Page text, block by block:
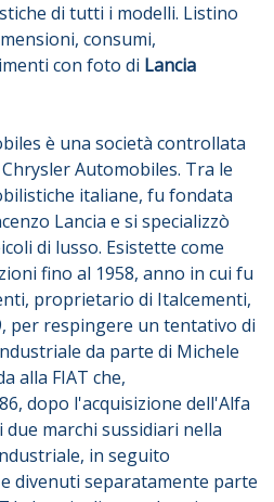
di tutti i modelli. Listino
consumi,
con foto di Lancia
è una società controllata
Automobiles. Tra le
italiane, fu fondata
Lancia e si specializzò
di lusso. Esistette come
fino al 1958, anno in cui fu
proprietario di Italcementi,
per respingere un tentativo di
da parte di Michele
alla FIAT che,
dopo l'acquisizione dell'Alfa
due marchi sussidiari nella
in seguito
divenuti separatamente parte